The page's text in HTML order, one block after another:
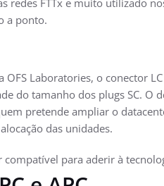
redes FTTx e muito utilizado
a ponto.
Laboratories, o conector
do tamanho dos plugs SC. O
pretende ampliar o
das unidades.
para aderir à